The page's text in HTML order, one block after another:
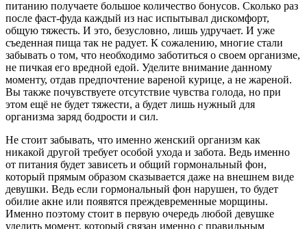
питанию получаете большое количество бонусов. Сколько раз
после фаст-фуда каждый из нас испытывал дискомфорт,
общую тяжесть. И это, безусловно, лишь удручает. И уже
съеденная пища так не радует. К сожалению, многие стали
забывать о том, что необходимо заботиться о своем организме,
не пичкая его вредной едой. Уделите внимание данному
моменту, отдав предпочтение вареной курице, а не жареной.
Вы также почувствуете отсутствие чувства голода, но при
этом ещё не будет тяжести, а будет лишь нужный для
организма заряд бодрости и сил.
Не стоит забывать, что именно женский организм как
никакой другой требует особой ухода и забота. Ведь именно
от питания будет зависеть и общий гормональный фон,
который прямым образом сказывается даже на внешнем виде
девушки. Ведь если гормональный фон нарушен, то будет
обилие акне или появятся преждевременные морщины.
Именно поэтому стоит в первую очередь любой девушке
уделить момент, который связан именно с правильным